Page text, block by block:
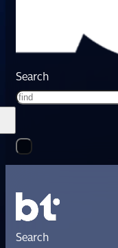
Search
Search